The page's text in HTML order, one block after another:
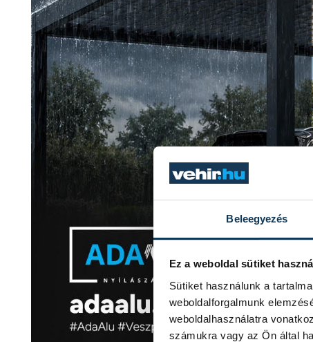
Beleegyezés
Ez a weboldal sütiket
Sütiket használunk a
weboldalforgalmunk
weboldalhasználatra
számukra vagy az Ön által